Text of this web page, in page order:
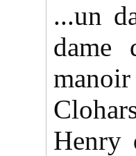
...un
dame
Henry